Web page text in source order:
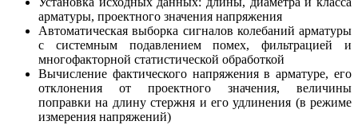
арматуры, проектного значения напряжения
Автоматическая выборка сигналов колебаний арматуры
с системным подавлением помех, фильтрацией и
многофакторной статистической обработкой
Вычисление фактического напряжения в арматуре, его
отклонения от проектного значения, величины
поправки на длину стержня и его удлинения (в режиме
измерения напряжений)